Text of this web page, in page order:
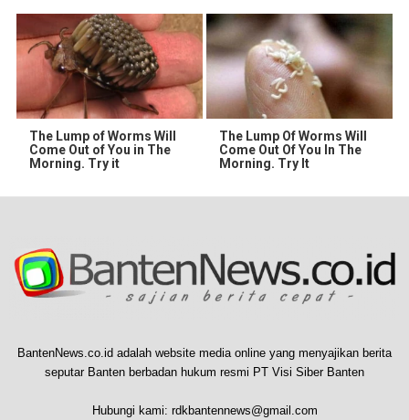
The Lump of Worms Will
Come Out of You in The
Morning. Try it
The Lump Of Worms Will
Come Out Of You In The
Morning. Try It
BantenNews.co.id adalah website media online yang menyajikan berita
seputar Banten berbadan hukum resmi PT Visi Siber Banten
Hubungi kami: rdkbantennews@gmail.com